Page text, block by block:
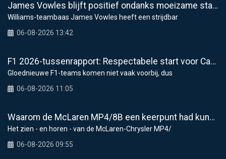
James Vowles blijft positief ondanks moeizame start Williams 2026
Williams-teambaas James Vowles heeft een strijdbar
06-08-2026 13:42
F1 2026-tussenrapport: Respectabele start voor Cadillac
Gloednieuwe F1-teams komen niet vaak voorbij, dus
06-08-2026 11:05
Waarom de McLaren MP4/8B een keerpunt had kunnen zijn voor de F1
Het zien - en horen - van de McLaren-Chrysler MP4/
06-08-2026 09:55